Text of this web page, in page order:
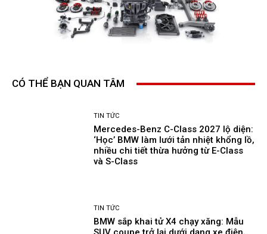
CÓ THỂ BẠN QUAN TÂM
TIN TỨC
Mercedes-Benz C-Class 2027 lộ diện:
‘Học’ BMW làm lưới tản nhiệt khổng lồ,
nhiều chi tiết thừa hưởng từ E-Class
và S-Class
TIN TỨC
BMW sắp khai tử X4 chạy xăng: Mẫu